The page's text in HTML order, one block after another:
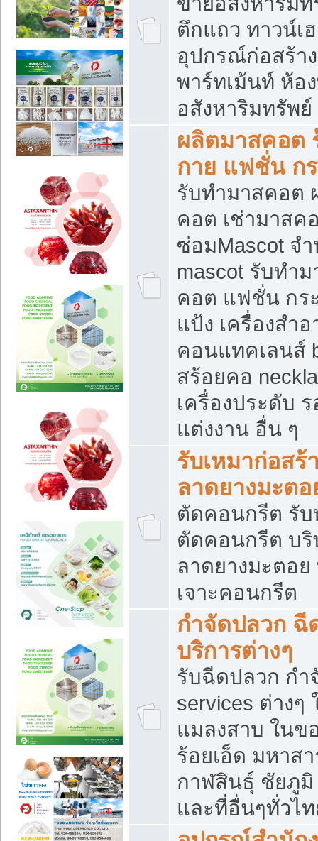
ตึกแถว ทาวน์เ
อุปกรณ์ก่อสร้า
พาร์ทเม้นท์ ห้อ
อสังหาริมทรัพ
ผลิตมาสคอต
กาย แฟชั่น กร
รับทำมาสคอต
คอต เช่ามาสค
ซ่อมMascot จ
mascot รับทำ
คอต แฟชั่น กระ
แป้ง เครื่องสำ
คอนแทคเลนส์
สร้อยคอ
เครื่องประดับ ร
แต่งงาน อื่น ๆ
รับเหมาก่อส
ลาดยางมะต
ตัดคอนกรีต รับ
ตัดคอนกรีต บริ
ลาดยางมะตอ
เจาะคอนกรีต
กำจัดปลวก ฉี
บริการต่างๆ
รับฉีดปลวก กำ
services ต่าง
แมลงสาบ ใน
ร้อยเอ็ด มหาส
กาฬสินธุ์ ชัยภู
และที่อื่นๆทั่วไ